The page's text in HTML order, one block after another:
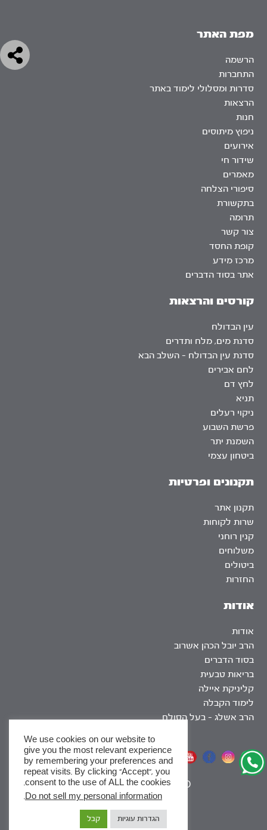
אודות
אודות
הרב יובל הכהן אשרוב
בסוד הדברים
בריאות טבעית
קליניקת איילה
לימוד הקבלה
הרב אשלג – בעל הסולם
מפת האתר
הרשמה
התחברות
סדרות ומסלולי לימוד באתר
הרצאות
חנות
ניפוץ מיתוסים
אירועים
שידור חי
מאמרים
סיפורי הצלחה
בתקשורת
תרומה
צור קשר
קופת החסד
מרכז מידע
אתר בסוד הדברים
קורסים והרצאות
עין הבדולח
סדנת מים, מלח ותדרים
סדנת עין הבדולח – השלב הבא
לחם אבירים
לחץ דם
תניא
ניקוי רעלים
פרשת השבוע
השמנת יתר
ביטחון עצמי
תקנונים ופרטיות
תקנון אתר
שרות לקוחות
קנין רוחני
משלוחים
ביטולים
החזרות
אתר שומר שבת
SEO
|
We use cookies on our website to
give you the most relevant experience
by remembering your preferences and
repeat visits. By clicking “Accept”, you
consent to the use of ALL the cookies.
Do not sell my personal information
.
הגדרות עוגיות קבל
x